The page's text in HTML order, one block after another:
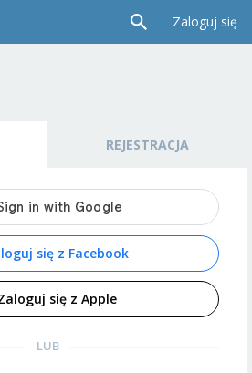
Zaloguj się
REJESTRACJA
się z Facebook
się z Apple
LUB